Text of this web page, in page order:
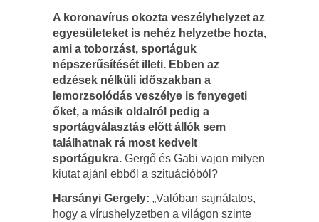
A koronavírus okozta veszélyhelyzet az
egyesületeket is nehéz helyzetbe hozta,
ami a toborzást, sportáguk
népszerűsítését illeti. Ebben az
edzések nélküli időszakban a
lemorzsolódás veszélye is fenyegeti
őket, a másik oldalról pedig a
sportágválasztás előtt állók sem
találhatnak rá most kedvelt
sportágukra. Gergő és Gabi vajon milyen
kiutat ajánl ebből a szituációból?
Harsányi Gergely: „Valóban sajnálatos,
hogy a vírushelyzetben a világon szinte